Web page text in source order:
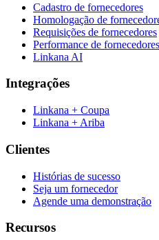
Cadastro de fornecedores
Homologação de
Requisições de fornecedores
Performance de fornecedores
Linkana AI
Integrações
Linkana + Coupa
Linkana + Ariba
Clientes
Histórias de sucesso
Seja um fornecedor
Agende uma demonstração
Recursos